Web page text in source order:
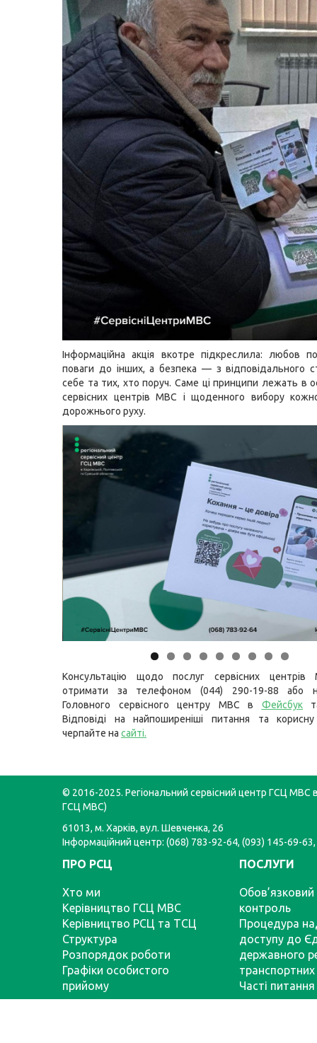
Інформаційна акція вкотре підкреслила: любов
поваги до інших, а безпека — з відповідального
себе та тих, хто поруч. Саме ці принципи лежать в
сервісних центрів МВС і щоденного вибору
дорожнього руху.
Консультацію щодо послуг сервісних
отримати за телефоном (044) 290-19-88 або
Головного сервісного центру МВС в
Фейсбук
Відповіді на найпоширеніші питання та
черпайте на сайті.
© 2016-2025. Регіональний сервісний центр ГСЦ МВС в
ГСЦ МВС)
61013, м. Харків, вул. Шевченка, 26
Інформаційний центр: (068) 783-92-64, (093) 145-69-
ПРО РСЦ
Хто ми
Керівництво ГСЦ МВС
Керівництво РСЦ та ТСЦ
Структура
Розпорядок роботи
Графіки особистого
прийому
ПОСЛУГИ
Обов’язковий
контроль
Процедура
доступу до
державного
транспортних
Часті питання